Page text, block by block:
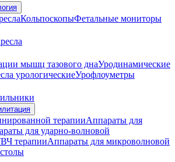
КольпоскопыФетальные мониторы
мышц тазового днаУродинамические
урологическиеУрофлоуметры
терапииАппараты для
для ударно-волновой
терапииАппараты для микроволновой